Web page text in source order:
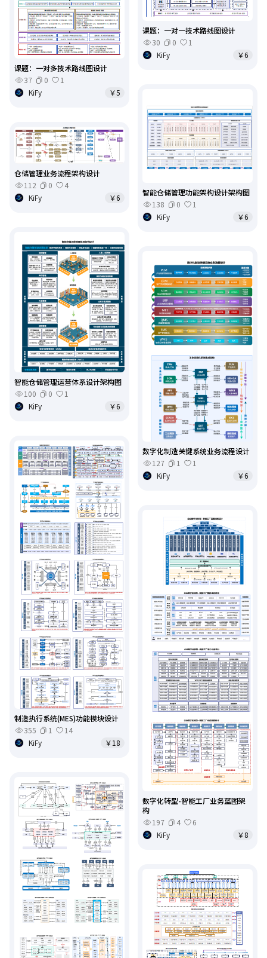
课题：一对一技术路线图设计
30
0
1
KiFy
￥6
课题：一对多技术路线图设计
37
0
1
KiFy
￥5
智能仓储管理功能架构设计架构图
138
0
1
KiFy
￥6
仓储管理业务流程架构设计
112
0
4
KiFy
￥6
智能仓储管理运营体系设计架构图
100
0
1
KiFy
￥6
数字化制造关键系统业务流程设计
127
1
1
KiFy
￥6
制造执行系统(MES)功能模块设计
355
1
14
KiFy
￥18
数字化转型-智能工厂业务蓝图架
构
197
4
6
KiFy
￥8